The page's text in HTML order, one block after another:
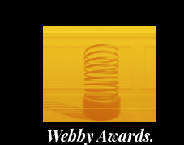
Webby Awards.